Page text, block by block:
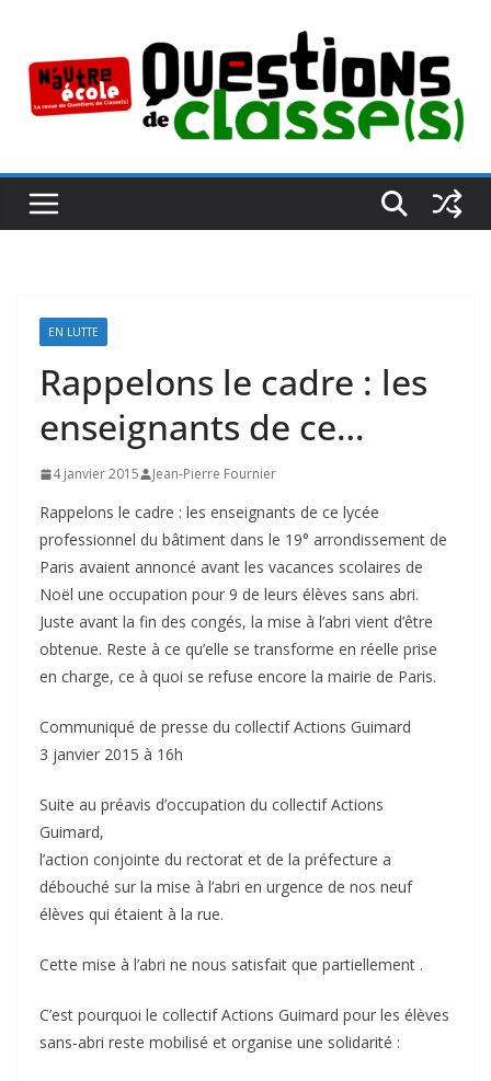
contenu
EN LUTTE
Rappelons le cadre : les
enseignants de ce…
4 janvier 2015 Jean-Pierre Fournier
Rappelons le cadre : les enseignants de ce lycée
professionnel du bâtiment dans le 19° arrondissement de
Paris avaient annoncé avant les vacances scolaires de
Noël une occupation pour 9 de leurs élèves sans abri.
Juste avant la fin des congés, la mise à l’abri vient d’être
obtenue. Reste à ce qu’elle se transforme en réelle prise
en charge, ce à quoi se refuse encore la mairie de Paris.
Communiqué de presse du collectif Actions Guimard
3 janvier 2015 à 16h
Suite au préavis d’occupation du collectif Actions
Guimard,
l’action conjointe du rectorat et de la préfecture a
débouché sur la mise à l’abri en urgence de nos neuf
élèves qui étaient à la rue.
Cette mise à l’abri ne nous satisfait que partiellement .
C’est pourquoi le collectif Actions Guimard pour les élèves
sans-abri reste mobilisé et organise une solidarité :